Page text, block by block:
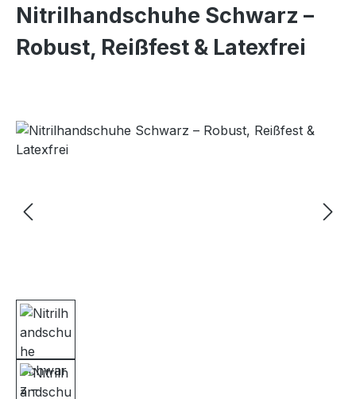
Nitrilhandschuhe Schwarz –
Robust, Reißfest & Latexfrei
Bildergalerie überspringen